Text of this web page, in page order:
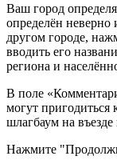
Ваш город
определён неверно
другом городе,
вводить его
региона и
В поле
могут пригодиться
шлагбаум на въезде
Нажмите